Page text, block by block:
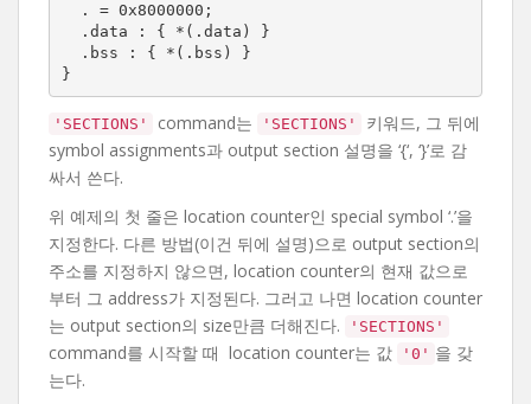
}
'SECTIONS' command는 'SECTIONS'
키워드, 그 뒤에
symbol assignments과 output section 설명을 ‘{‘, ‘}’로 감
싸서 쓴다.
위 예제의 첫 줄은 location counter인 special symbol ‘.’을
지정한다. 다른 방법(이건 뒤에 설명)으로 output section의
주소를 지정하지 않으면, location counter의 현재 값으로
부터 그 address가 지정된다. 그러고 나면 location counter
는 output section의 size만큼 더해진다.
'SECTIONS'
command를 시작할 때 location counter는 값 '0' 을 갖
는다.